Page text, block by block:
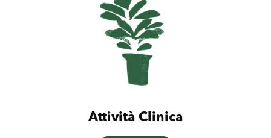
Attività Clinica